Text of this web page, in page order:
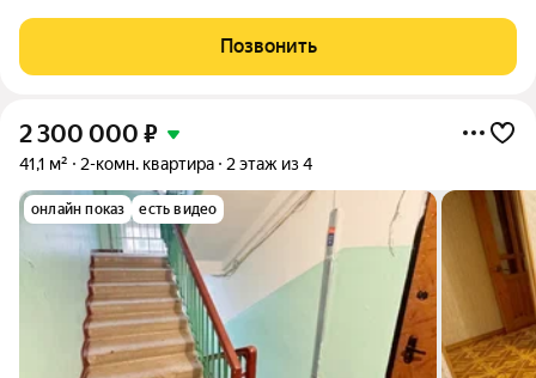
живите с комфортом. Заменена электрика и сантехника не
нужно ничего переделывать. Кирпичный
Позвонить
2 300 000 ₽
41,1 м² 2-комн. квартира 2 этаж из 4
онлайн показ есть видео